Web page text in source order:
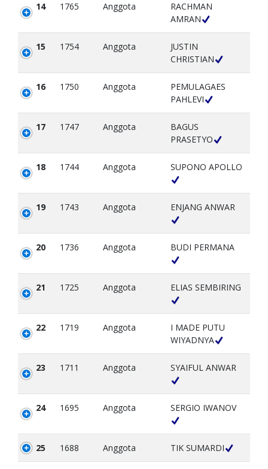
14 1765 Anggota
RACHMAN
AMRAN
15 1754 Anggota
JUSTIN
CHRISTIAN
16 1750 Anggota
PEMULAGAES
PAHLEVI
17 1747 Anggota
BAGUS
PRASETYO
18 1744 Anggota SUPONO APOLLO
19 1743 Anggota ENJANG ANWAR
20 1736 Anggota BUDI PERMANA
21 1725 Anggota ELIAS SEMBIRING
22 1719 Anggota
I MADE PUTU
WIYADNYA
23 1711 Anggota SYAIFUL ANWAR
24 1695 Anggota SERGIO IWANOV
25 1688 Anggota TIK SUMARDI